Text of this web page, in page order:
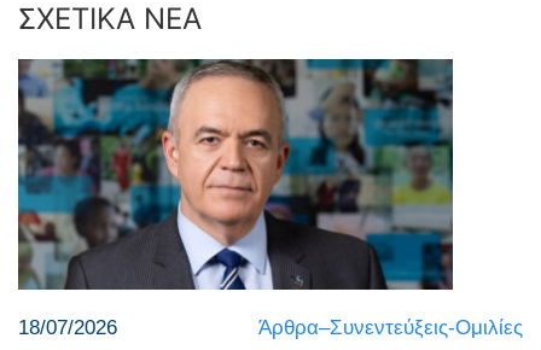
ΣΧΕΤΙΚΑ ΝΕΑ
18/07/2026 Άρθρα–Συνεντεύξεις-Ομιλίες